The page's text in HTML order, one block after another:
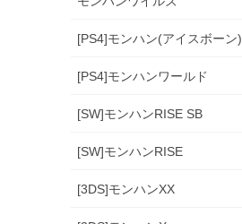
[PS4]モンハン(アイスボーン)
[PS4]モンハンワールド
[SW]モンハンRISE SB
[SW]モンハンRISE
[3DS]モンハンXX